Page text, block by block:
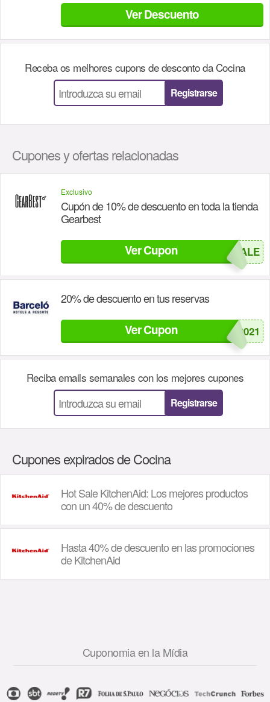
Ver Descuento
Receba os melhores cupons de desconto daCocina
Registrarse
Cupones y ofertas relacionadas
Exclusivo
Cupón de 10% de descuento en toda la tienda
Gearbest
Ver Cupon GB16SALE
20% de descuento en tus reservas
Ver Cupon CM2021
Reciba emails semanales con los mejores cupones
Registrarse
Cupones expirados de Cocina
Hot Sale KitchenAid: Los mejores productos
con un 40% de descuento
Hasta 40% de descuento en las promociones
de KitchenAid
Cuponomia en la Mídia